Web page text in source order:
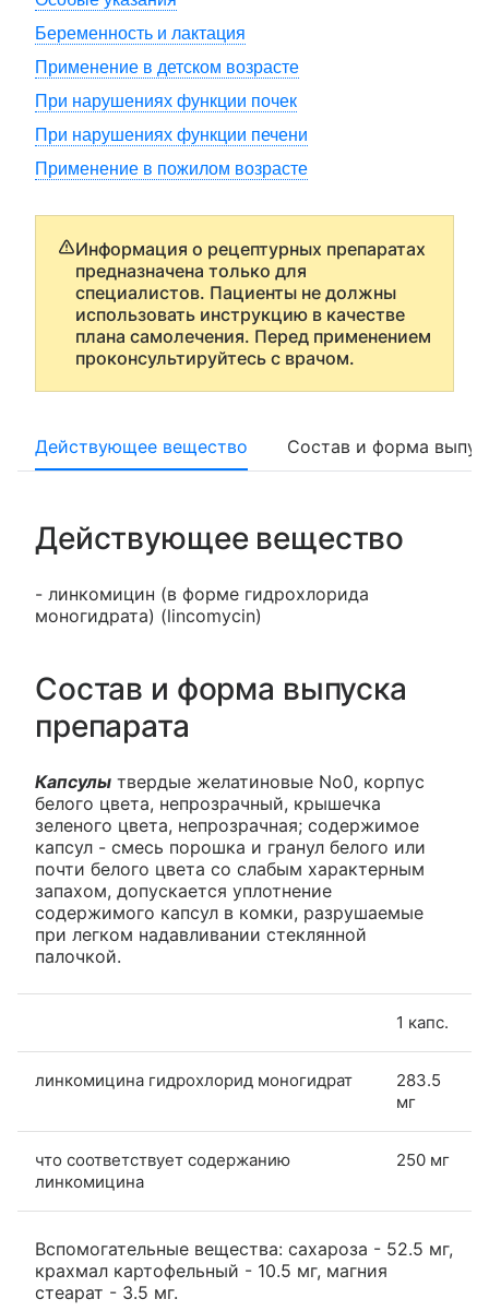
Беременность и лактация
Применение в детском возрасте
При нарушениях функции почек
При нарушениях функции печени
Применение в пожилом возрасте
Информация о рецептурных препаратах
предназначена только для
специалистов. Пациенты не должны
использовать инструкцию в качестве
плана самолечения. Перед применением
проконсультируйтесь с врачом.
Действующее вещество Состав и форма
Действующее вещество
- линкомицин (в форме гидрохлорида
моногидрата) (lincomycin)
Состав и форма выпуска
препарата
Капсулы твердые желатиновые No0, корпус
белого цвета, непрозрачный, крышечка
зеленого цвета, непрозрачная; содержимое
капсул - смесь порошка и гранул белого или
почти белого цвета со слабым характерным
запахом, допускается уплотнение
содержимого капсул в комки, разрушаемые
при легком надавливании стеклянной
палочкой.
1 капс.
линкомицина гидрохлорид моногидрат
283.5
мг
что соответствует содержанию
линкомицина
250 мг
Вспомогательные вещества: сахароза - 52.5 мг,
крахмал картофельный - 10.5 мг, магния
стеарат - 3.5 мг.